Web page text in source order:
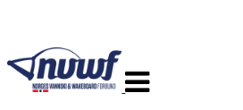
navigasjon